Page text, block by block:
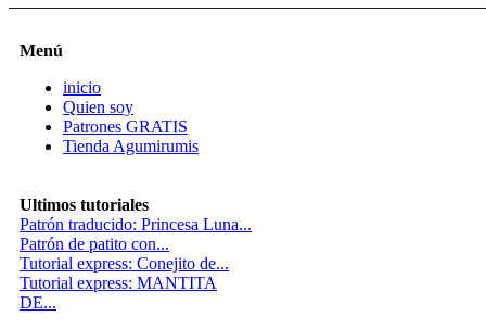
Menú
inicio
Quien soy
Patrones GRATIS
Tienda Agumirumis
Ultimos tutoriales
Patrón traducido: Princesa Luna...
Patrón de patito con...
Tutorial express: Conejito de...
Tutorial express: MANTITA
DE...